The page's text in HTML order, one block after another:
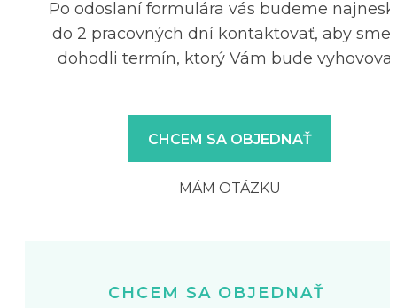
Po odoslaní formulára vás budeme
do 2 pracovných dní kontaktovať, aby sme
dohodli termín, ktorý Vám bude
CHCEM SA OBJEDNAŤ
MÁM OTÁZKU
CHCEM SA OBJEDNAŤ